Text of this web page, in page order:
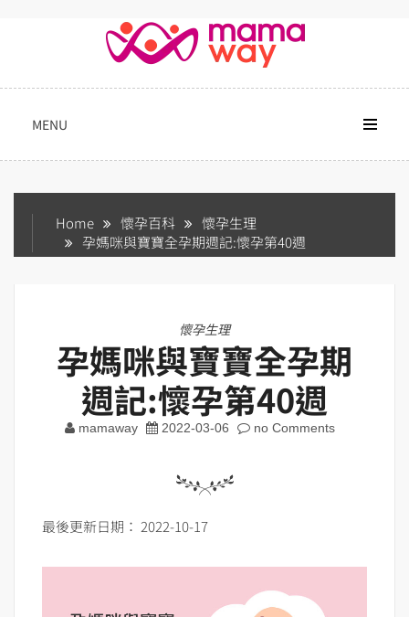
MENU
Home 懷孕百科
懷孕生理
孕媽咪與寶寶全孕期週記:懷孕第40週
懷孕生理
孕媽咪與寶寶全孕期
週記:懷孕第40週
mamaway 2022-03-06 no Comments
最後更新日期： 2022-10-17